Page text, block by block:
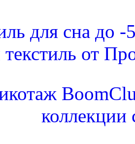
для сна
текстиль от